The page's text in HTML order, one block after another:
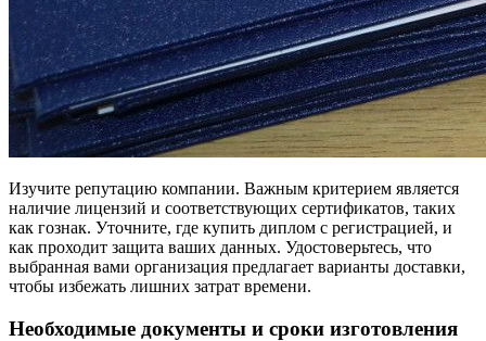
Изучите репутацию компании. Важным критерием является
наличие лицензий и соответствующих сертификатов, таких
как гознак. Уточните, где купить диплом с регистрацией, и
как проходит защита ваших данных. Удостоверьтесь, что
выбранная вами организация предлагает варианты доставки,
чтобы избежать лишних затрат времени.
Необходимые документы и сроки изготовления